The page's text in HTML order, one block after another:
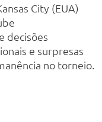
City (EUA)
decisões
e surpresas
no torneio.